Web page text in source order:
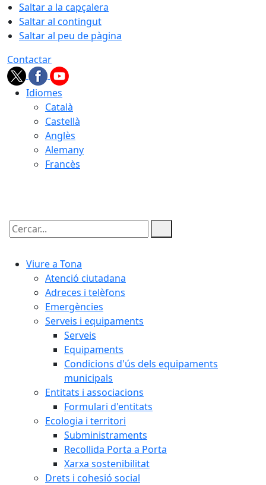
Saltar a la capçalera
Saltar al contingut
Saltar al peu de pàgina
Contactar
Idiomes
Català
Castellà
Anglès
Alemany
Francès
Cercar:
Viure a Tona
Atenció ciutadana
Adreces i telèfons
Emergències
Serveis i equipaments
Serveis
Equipaments
Condicions d'ús dels equipaments
municipals
Entitats i associacions
Formulari d'entitats
Ecologia i territori
Subministraments
Recollida Porta a Porta
Xarxa sostenibilitat
Drets i cohesió social